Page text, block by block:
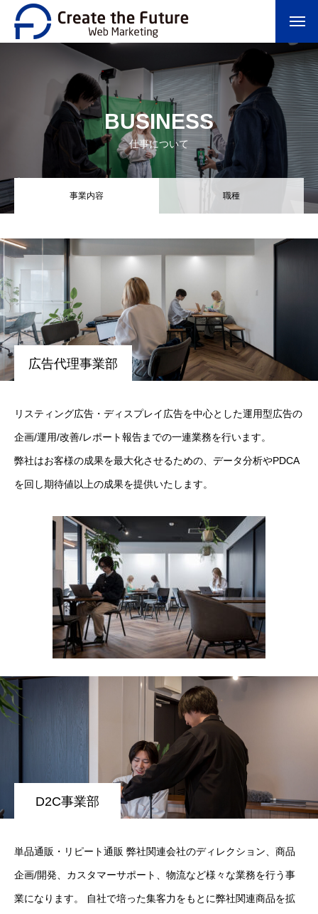
BUSINESS
仕事について
事業内容 職種
広告代理事業部
リスティング広告・ディスプレイ広告を中心とした運用型広告の
企画/運用/改善/レポート報告までの一連業務を行います。
弊社はお客様の成果を最大化させるための、データ分析やPDCA
を回し期待値以上の成果を提供いたします。
D2C事業部
単品通販・リピート通販 弊社関連会社のディレクション、商品
企画/開発、カスタマーサポート、物流など様々な業務を行う事
業になります。 自社で培った集客力をもとに弊社関連商品を拡